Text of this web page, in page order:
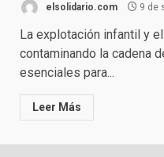
elsolidario.com 9 de
La explotación infantil y
contaminando la cadena
esenciales para...
Leer Más